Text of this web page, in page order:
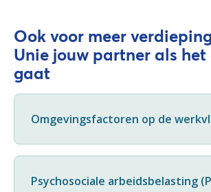
Ook voor meer
Unie jouw partner als het
gaat
Omgevingsfactoren op de
Psychosociale arbeidsbelasting